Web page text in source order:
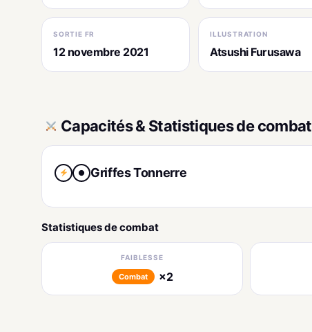
SORTIE FR
12 novembre 2021
ILLUSTRATION
Atsushi Furusawa
Capacités & Statistiques de combat
● Griffes Tonnerre
Statistiques de combat
FAIBLESSE
Combat ×2